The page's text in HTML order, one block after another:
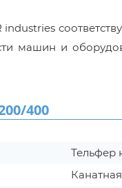
машин и
400
Тельфер